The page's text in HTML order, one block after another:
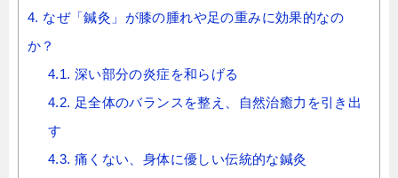
4. なぜ「鍼灸」が膝の腫れや足の重みに効果的なの
か？
4.1. 深い部分の炎症を和らげる
4.2. 足全体のバランスを整え、自然治癒力を引き出
す
4.3. 痛くない、身体に優しい伝統的な鍼灸